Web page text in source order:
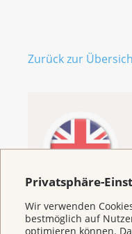
Privatsphäre-
Wir verwenden
bestmöglich auf
optimieren können.
Zurück zur